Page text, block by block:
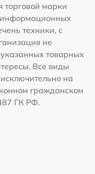
торговой марки
информационных
техники, с
не
товарных
Все виды
на
гражданском
ГК РФ.